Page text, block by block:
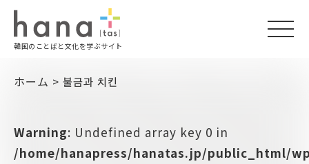
韓国のことばと文化を学ぶサイト
ホーム > 불금과 치킨
Warning: Undefined array key 0 in
/home/hanapress/hanatas.jp/public_html/